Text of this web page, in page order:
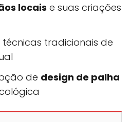
locais e suas criações
tradicionais de
de design de palha